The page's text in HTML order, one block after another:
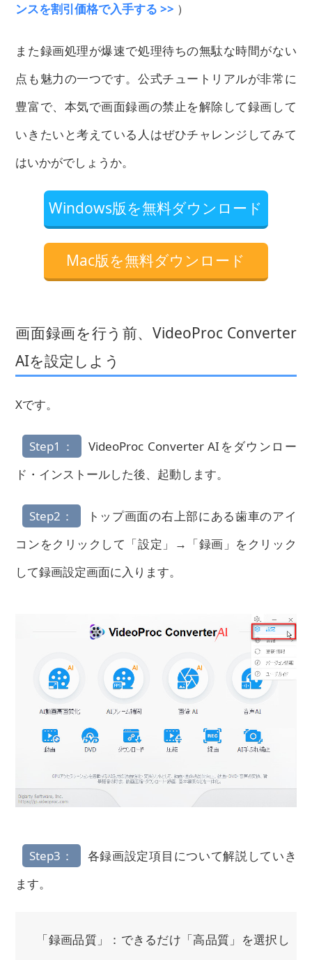
ンスを割引価格で入手する >> ）
また録画処理が爆速で処理待ちの無駄な時間がない
点も魅力の一つです。公式チュートリアルが非常に
豊富で、本気で画面録画の禁止を解除して録画して
いきたいと考えている人はぜひチャレンジしてみて
はいかがでしょうか。
Windows版を無料ダウンロード
Mac版を無料ダウンロード
画面録画を行う前、VideoProc Converter
AIを設定しよう
Xです。
Step1：
VideoProc Converter AIをダウンロー
ド・インストールした後、起動します。
Step2：
トップ画面の右上部にある歯車のアイ
コンをクリックして「設定」→「録画」をクリック
して録画設定画面に入ります。
Step3：
各録画設定項目について解説していき
ます。
「録画品質」：できるだけ「高品質」を選択し